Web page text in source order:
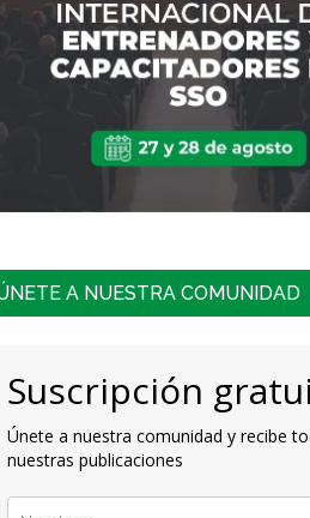
A NUESTRA COMUNIDAD
Suscripción
Únete a nuestra comunidad y recibe
nuestras publicaciones